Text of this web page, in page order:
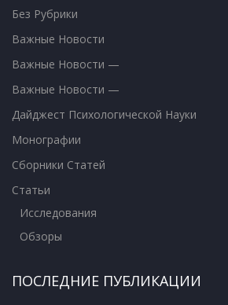
Без Рубрики
Важные Новости
Важные Новости —
Важные Новости —
Дайджест Психологической Науки
Монографии
Сборники Статей
Статьи
Исследования
Обзоры
ПОСЛЕДНИЕ ПУБЛИКАЦИИ